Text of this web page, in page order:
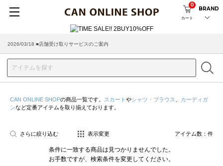
カート
0
BRAND
2026/03/18 ■店舗受け取りサービスのご案内
CAN ONLINE SHOPの商品一覧です。 スカート やシャツ・ブラウス
カーディガ
ンなど定番アイテムを取り揃えております。
さらに絞り込む 表示変更 アイテム数： 件
条件に一致する商品は見つかりませんでした。
お手数ですが、検索条件を変更してください。